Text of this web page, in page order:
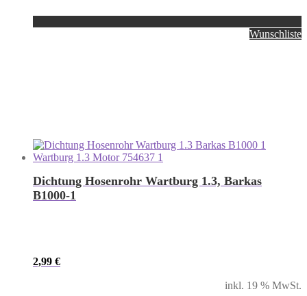
Wunschliste
Dichtung Hosenrohr Wartburg 1.3, Barkas
B1000-1
2,99 €
inkl. 19 % MwSt.